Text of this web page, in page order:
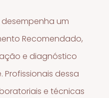
um
Recomendado,
e diagnóstico
dessa
e técnicas